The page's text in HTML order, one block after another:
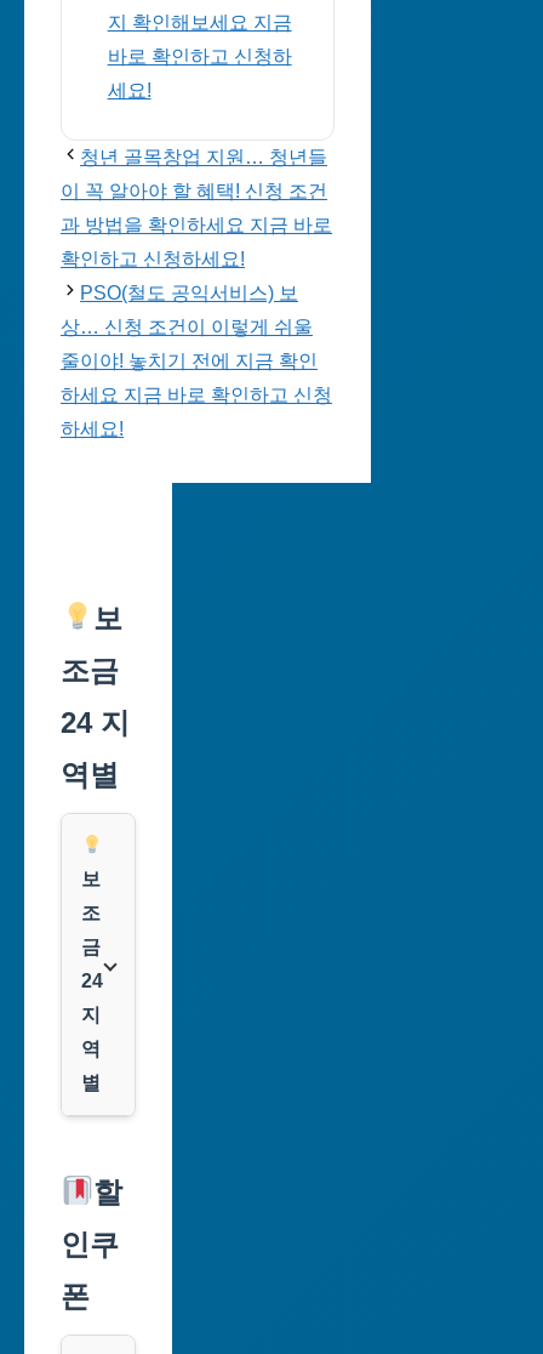
지 확인해보세요 지금
바로 확인하고 신청하
세요!
청년 골목창업 지원… 청년들
이 꼭 알아야 할 혜택! 신청 조건
과 방법을 확인하세요 지금 바로
확인하고 신청하세요!
PSO(철도 공익서비스) 보
상… 신청 조건이 이렇게 쉬울
줄이야! 놓치기 전에 지금 확인
하세요 지금 바로 확인하고 신청
하세요!
보
조금
24 지
역별
보
조
금
24
지
역
별
울
특
별
부
할
인쿠
폰